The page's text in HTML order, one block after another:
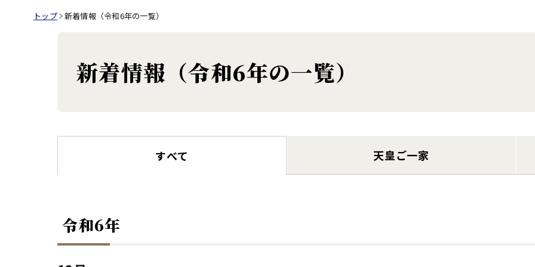
トップ 新着情報（令和6年の一覧）
新着情報（令和6年の一覧）
すべて 天皇ご一家
令和6年